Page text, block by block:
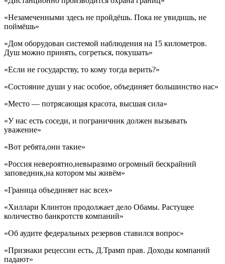
«Незамеченными здесь не пройдёшь. Пока не увидишь, не
поймёшь»
«Дом оборудован системой наблюдения на 15 километров.
Душ можно принять, согреться, покушать»
«Если не государству, то кому тогда верить?»
«Состояние души у нас особое, объединяет большинство нас»
«Место — потрясающая красота, высшая сила»
«У нас есть соседи, и пограничник должен вызывать
уважение»
«Вот ребята,они такие»
«Россия невероятно,невыразимо огромный бескрайний
заповедник,на котором мы живём»
«Граница объединяет нас всех»
«Хиллари Клинтон продолжает дело Обамы. Растущее
количество банкротств компаний»
«Об аудите федеральных резервов ставился вопрос»
«Признаки рецессии есть, Д.Трамп прав. Доходы компаний
падают»